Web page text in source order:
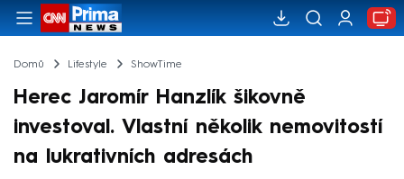
Domů Lifestyle ShowTime
Herec Jaromír Hanzlík šikovně
investoval. Vlastní několik nemovitostí
na lukrativních adresách